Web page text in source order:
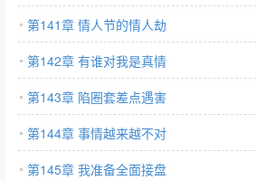
第141章 情人节的情人劫
第142章 有谁对我是真情
第143章 陷圈套差点遇害
第144章 事情越来越不对
第145章 我准备全面接盘